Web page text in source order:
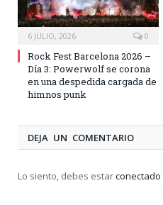
6 JULIO, 2026 0
Rock Fest Barcelona 2026 –
Día 3: Powerwolf se corona
en una despedida cargada de
himnos punk
DEJA UN COMENTARIO
Lo siento, debes estarconectado